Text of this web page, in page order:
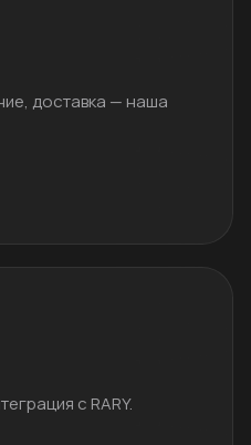
доставка — наша
с RARY.